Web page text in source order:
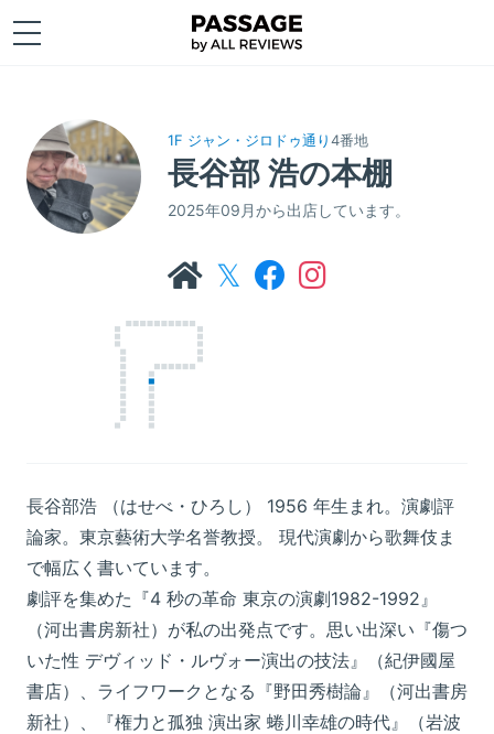
1F ジャン・ジロドゥ通り4番地
長谷部 浩の本棚
2025年09月から出店しています。
長谷部浩 （はせべ・ひろし） 1956 年生まれ。演劇評
論家。東京藝術大学名誉教授。 現代演劇から歌舞伎ま
で幅広く書いています。
劇評を集めた『4 秒の革命 東京の演劇1982-1992』
（河出書房新社）が私の出発点です。思い出深い『傷つ
いた性 デヴィッド・ルヴォー演出の技法』（紀伊國屋
書店）、ライフワークとなる『野田秀樹論』（河出書房
新社）、『権力と孤独 演出家 蜷川幸雄の時代』（岩波